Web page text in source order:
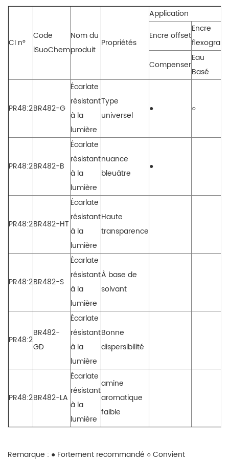
CI n°
Code
iSuoChem
Nom du
produit
Propriétés
Application
Encre offset
Encre
Compenser
Eau
Basé
PR48:2BR482-G
Écarlate
résistant
à la
lumière
Type
universel
● ○
PR48:2BR482-B
Écarlate
résistant
à la
lumière
nuance
bleuâtre
●
PR48:2BR482-HT
Écarlate
résistant
à la
lumière
Haute
transparence
PR48:2BR482-S
Écarlate
résistant
à la
lumière
À base de
solvant
PR48:2
BR482-
GD
Écarlate
résistant
à la
lumière
Bonne
dispersibilité
PR48:2BR482-LA
Écarlate
résistant
à la
lumière
amine
aromatique
faible
Remarque : ● Fortement recommandé ○ Convient